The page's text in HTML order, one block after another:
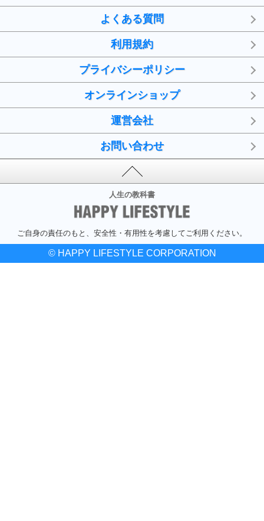
よくある質問
利用規約
プライバシーポリシー
オンラインショップ
運営会社
お問い合わせ
人生の教科書
ご自身の責任のもと、安全性・有用性を考慮してご利用ください。
© HAPPY LIFESTYLE CORPORATION